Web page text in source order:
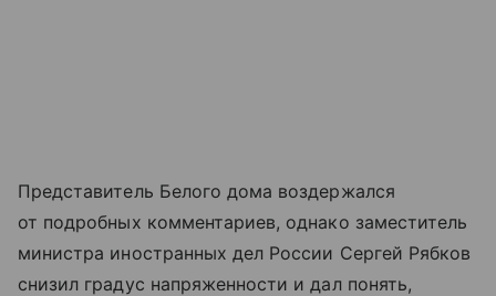
Представитель Белого дома воздержался
от подробных комментариев, однако заместитель
министра иностранных дел России Сергей Рябков
снизил градус напряженности и дал понять,